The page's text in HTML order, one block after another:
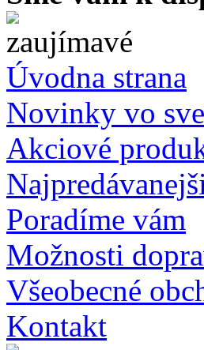
Úvodna strana
Novinky vo
Akciové
Poradíme vám
Možnosti
Všeobecné
Kontakt